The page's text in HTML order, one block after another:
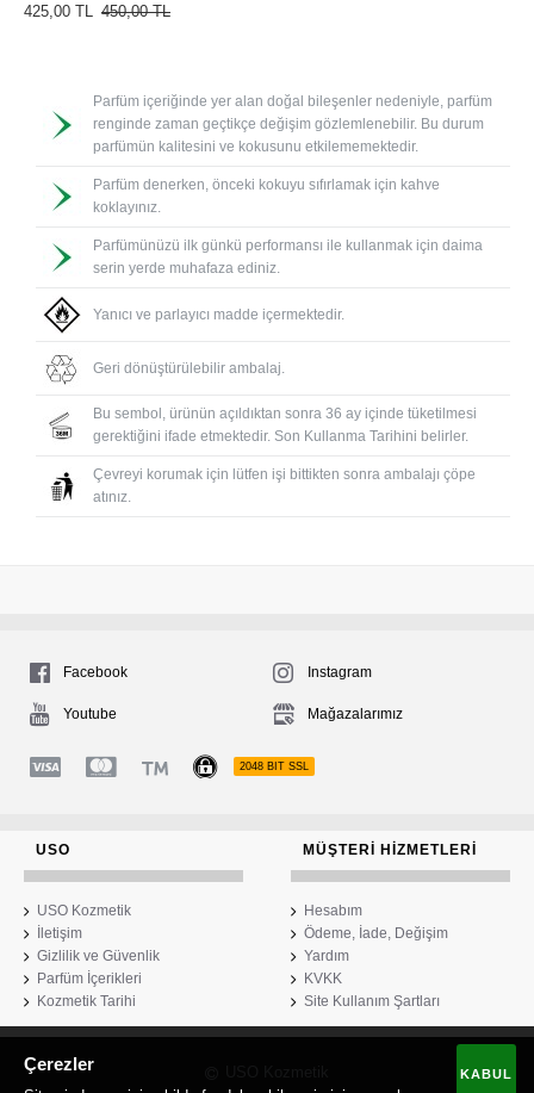
425,00 TL 450,00 TL
Parfüm içeriğinde yer alan doğal bileşenler nedeniyle, parfüm
renginde zaman geçtikçe değişim gözlemlenebilir. Bu durum
parfümün kalitesini ve kokusunu etkilememektedir.
Parfüm denerken, önceki kokuyu sıfırlamak için kahve
koklayınız.
Parfümünüzü ilk günkü performansı ile kullanmak için daima
serin yerde muhafaza ediniz.
Yanıcı ve parlayıcı madde içermektedir.
Geri dönüştürülebilir ambalaj.
Bu sembol, ürünün açıldıktan sonra 36 ay içinde tüketilmesi
gerektiğini ifade etmektedir. Son Kullanma Tarihini belirler.
Çevreyi korumak için lütfen işi bittikten sonra ambalajı çöpe
atınız.
Facebook Instagram
Youtube Mağazalarımız
2048 BIT SSL
USO
USO Kozmetik
İletişim
Gizlilik ve Güvenlik
Parfüm İçerikleri
Kozmetik Tarihi
MÜŞTERI HIZMETLERI
Hesabım
Ödeme, İade, Değişim
Yardım
KVKK
Site Kullanım Şartları
KABUL
Çerezler